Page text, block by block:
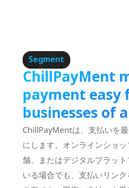
ChillPayMent
payment easy
businesses of
ChillPayMentは、支払いを
にします。オンラインショ
舗、またはデジタルプラッ
いる場合でも、支払いリン
Segment